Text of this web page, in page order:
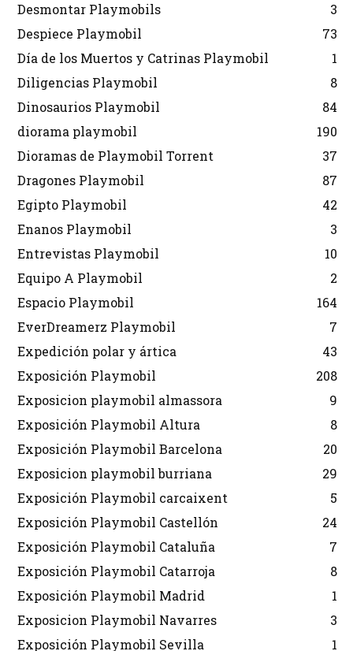
Desmontar Playmobils
3
Despiece Playmobil
73
Día de los Muertos y Catrinas Playmobil
1
Diligencias Playmobil
8
Dinosaurios Playmobil
84
diorama playmobil
190
Dioramas de Playmobil Torrent
37
Dragones Playmobil
87
Egipto Playmobil
42
Enanos Playmobil
3
Entrevistas Playmobil
10
Equipo A Playmobil
2
Espacio Playmobil
164
EverDreamerz Playmobil
7
Expedición polar y ártica
43
Exposición Playmobil
208
Exposicion playmobil almassora
9
Exposición Playmobil Altura
8
Exposición Playmobil Barcelona
20
Exposicion playmobil burriana
29
Exposición Playmobil carcaixent
5
Exposición Playmobil Castellón
24
Exposición Playmobil Cataluña
7
Exposición Playmobil Catarroja
8
Exposición Playmobil Madrid
1
Exposicion Playmobil Navarres
3
Exposición Playmobil Sevilla
1